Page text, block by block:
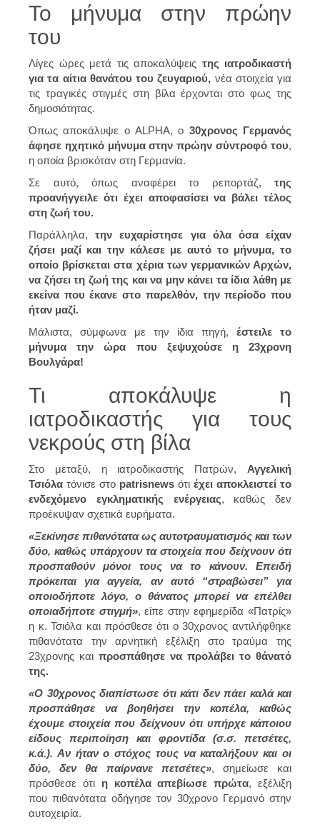
Το μήνυμα στην πρώην
του
Λίγες ώρες μετά τις αποκαλύψεις της ιατροδικαστή
για τα αίτια θανάτου του ζευγαριού, νέα στοιχεία για
τις τραγικές στιγμές στη βίλα έρχονται στο φως της
δημοσιότητας.
Όπως αποκάλυψε ο ALPHA, ο 30χρονος Γερμανός
άφησε ηχητικό μήνυμα στην πρώην σύντροφό του,
η οποία βρισκόταν στη Γερμανία.
Σε αυτό, όπως αναφέρει το ρεπορτάζ, της
προανήγγειλε ότι έχει αποφασίσει να βάλει τέλος
στη ζωή του.
Παράλληλα,την ευχαρίστησε για όλα όσα είχαν
ζήσει μαζί και την κάλεσε με αυτό το μήνυμα, το
οποίο βρίσκεται στα χέρια των γερμανικών Αρχών,
να ζήσει τη ζωή της και να μην κάνει τα ίδια λάθη με
εκείνα που έκανε στο παρελθόν, την περίοδο που
ήταν μαζί.
Μάλιστα, σύμφωνα με την ίδια πηγή, έστειλε το
μήνυματην ώρα που ξεψυχούσε η 23χρονη
Βουλγάρα!
Τι αποκάλυψε η
ιατροδικαστής για τους
νεκρούς στη βίλα
Στο μεταξύ, η ιατροδικαστής Πατρών, Αγγελική
Τσιόλα τόνισε στο patrisnews ότι έχει αποκλειστεί το
ενδεχόμενο εγκληματικής ενέργειας, καθώς δεν
προέκυψαν σχετικά ευρήματα.
«Ξεκίνησε πιθανότατα ως αυτοτραυματισμός και των
δύο, καθώς υπάρχουν τα στοιχεία που δείχνουν ότι
προσπαθούν μόνοι τους να το κάνουν. Επειδή
πρόκειται για αγγεία, αν αυτό “στραβώσει” για
οποιοδήποτε λόγο, ο θάνατος μπορεί να επέλθει
οποιαδήποτε στιγμή», είπε στην εφημερίδα «Πατρίς»
η κ. Τσιόλα και πρόσθεσε ότι ο 30χρονος αντιλήφθηκε
πιθανότατα την αρνητική εξέλιξη στο τραύμα της
23χρονης και προσπάθησε να προλάβει το θάνατό
της.
«Ο 30χρονος διαπίστωσε ότι κάτι δεν πάει καλά και
προσπάθησε να βοηθήσει την κοπέλα, καθώς
έχουμε στοιχεία που δείχνουν ότι υπήρχε κάποιου
είδους περιποίηση και φροντίδα (σ.σ. πετσέτες,
κ.ά.). Αν ήταν ο στόχος τους να καταλήξουν και οι
δύο, δεν θα παίρνανε πετσέτες», σημείωσε και
πρόσθεσε ότι η κοπέλα απεβίωσε πρώτα, εξέλιξη
που πιθανότατα οδήγησε τον 30χρονο Γερμανό στην
αυτοχειρία.